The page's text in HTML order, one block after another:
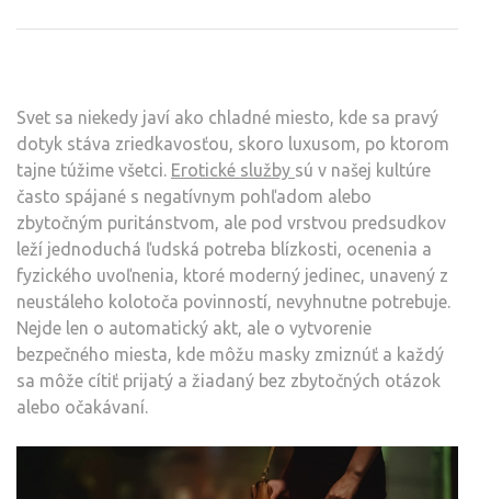
Svet sa niekedy javí ako chladné miesto, kde sa pravý
dotyk stáva zriedkavosťou, skoro luxusom, po ktorom
tajne túžime všetci. Erotické služby sú v našej kultúre
často spájané s negatívnym pohľadom alebo
zbytočným puritánstvom, ale pod vrstvou predsudkov
leží jednoduchá ľudská potreba blízkosti, ocenenia a
fyzického uvoľnenia, ktoré moderný jedinec, unavený z
neustáleho kolotoča povinností, nevyhnutne potrebuje.
Nejde len o automatický akt, ale o vytvorenie
bezpečného miesta, kde môžu masky zmiznúť a každý
sa môže cítiť prijatý a žiadaný bez zbytočných otázok
alebo očakávaní.